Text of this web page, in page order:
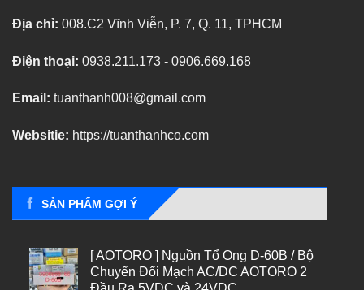
Địa chỉ: 008.C2 Vĩnh Viễn, P. 7, Q. 11, TPHCM
Điện thoại: 0938.211.173 - 0906.669.168
Email: tuanthanh008@gmail.com
Websitie: https://tuanthanhco.com
SẢN PHẨM GỢI Ý
[ AOTORO ] Nguồn Tổ Ong D-60B / Bộ
Chuyển Đổi Mạch AC/DC AOTORO 2